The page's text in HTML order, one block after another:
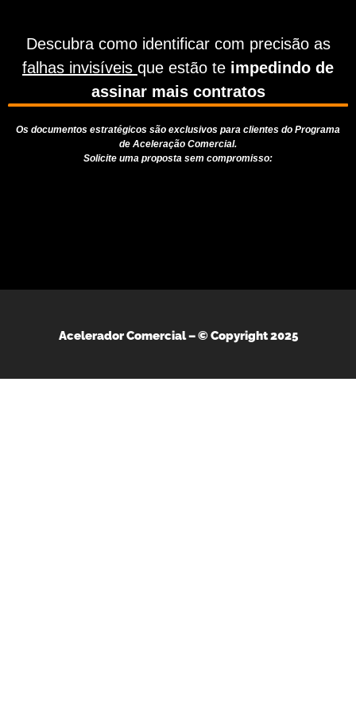
Descubra como identificar com precisão as
falhas invisíveis que estão te impedindo de
assinar mais contratos
Os documentos estratégicos são exclusivos para clientes do Programa
de Aceleração Comercial.
Solicite uma proposta sem compromisso:
Acelerador Comercial –© Copyright 2025